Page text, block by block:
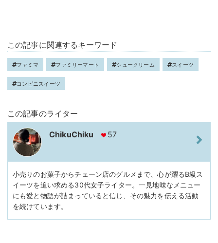
この記事に関連するキーワード
ファミマ ファミリーマート シュークリーム スイーツ
コンビニスイーツ
この記事のライター
ChikuChiku 57
小売りのお菓子からチェーン店のグルメまで、心が躍るB級ス
イーツを追い求める30代女子ライター。一見地味なメニュー
にも愛と物語が詰まっていると信じ、その魅力を伝える活動
を続けています。